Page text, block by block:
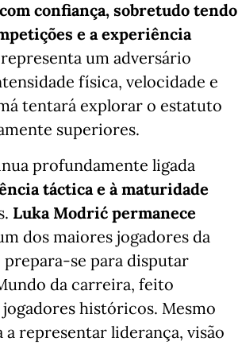
confiança, sobretudo tendo
e a experiência
representa um adversário
física, velocidade e
tentará explorar o estatuto
superiores.
profundamente ligada
táctica e à maturidade
Luka Modrić permanece
dos maiores jogadores da
se para disputar
da carreira, feito
históricos. Mesmo
representar liderança, visão